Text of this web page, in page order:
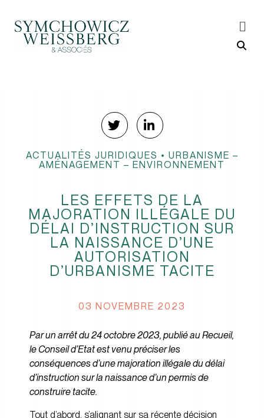
ACTUALITÉS JURIDIQUES • URBANISME –
AMÉNAGEMENT – ENVIRONNEMENT
LES EFFETS DE LA
MAJORATION ILLÉGALE DU
DÉLAI D’INSTRUCTION SUR
LA NAISSANCE D’UNE
AUTORISATION
D’URBANISME TACITE
03 NOVEMBRE 2023
Par un arrêt du 24 octobre 2023, publié au Recueil,
le Conseil d’Etat est venu préciser les
conséquences d’une majoration illégale du délai
d’instruction sur la naissance d’un permis de
construire tacite.
Tout d’abord, s’alignant sur sa récente décision